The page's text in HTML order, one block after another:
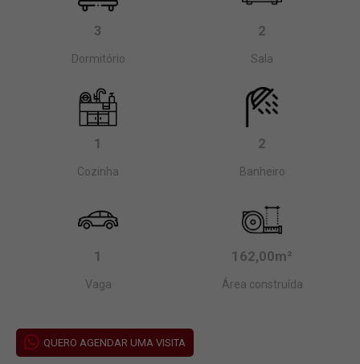
3
Dormitório
2
Sala
1
Cozinha
2
Banheiro
1
Vaga
162,00m²
Área construída
QUERO AGENDAR UMA VISITA